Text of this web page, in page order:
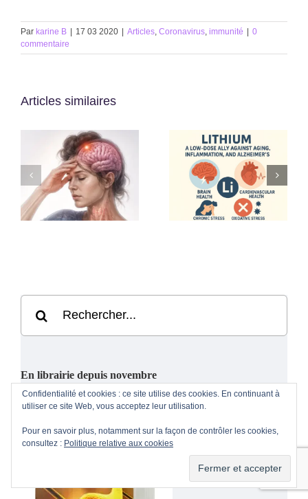
Par karine B | 17 03 2020 | Articles Coronavirus immunité | 0
commentaire
Articles similaires
En librairie depuis novembre
Confidentialité et cookies : ce site utilise des cookies. En continuant à
utiliser ce site Web, vous acceptez leur utilisation.
Pour en savoir plus, notamment sur la façon de contrôler les cookies,
consultez : Politique relative aux cookies